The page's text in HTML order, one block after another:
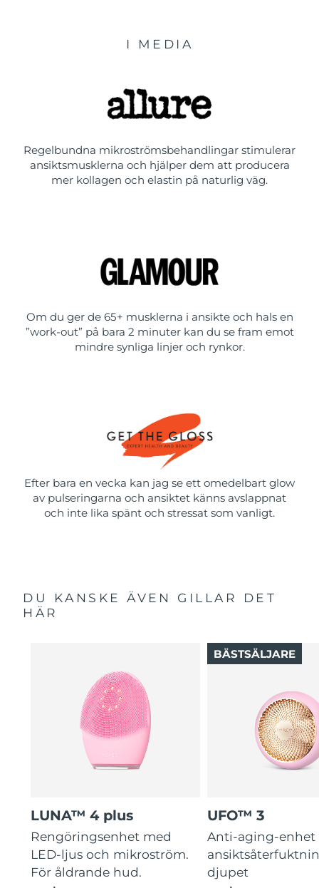
I MEDIA
Regelbundna mikroströmsbehandlingar stimulerar
ansiktsmusklerna och hjälper dem att producera
mer kollagen och elastin på naturlig väg.
Om du ger de 65+ musklerna i ansikte och hals en
”work-out” på bara 2 minuter kan du se fram emot
mindre synliga linjer och rynkor.
Efter bara en vecka kan jag se ett omedelbart glow
av pulseringarna och ansiktet känns avslappnat
och inte lika spänt och stressat som vanligt.
DU KANSKE ÄVEN GILLAR DET
HÄR
LUNA™ 4 plus
Rengöringsenhet med
LED-ljus och mikroström.
För åldrande hud.
UFO™ 3
Anti-aging-enhet
djupet
BÄSTSÄLJARE